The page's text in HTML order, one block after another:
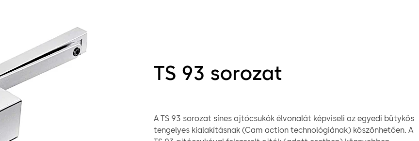
TS 93 sorozat
A TS 93 sorozat sínes ajtócsukók élvonalát képviseli az egyedi bütykös
tengelyes kialakításnak (Cam action technológiának) köszönhetően. A